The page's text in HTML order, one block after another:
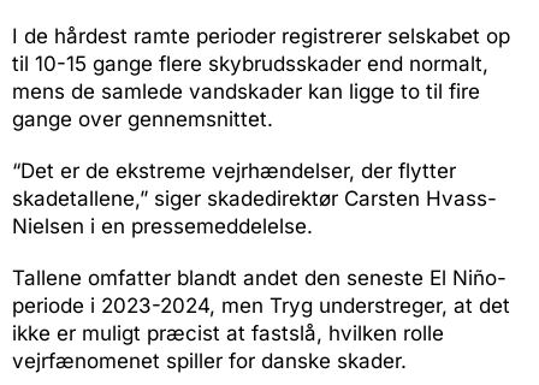
I de hårdest ramte perioder registrerer selskabet op
til 10-15 gange flere skybrudsskader end normalt,
mens de samlede vandskader kan ligge to til fire
gange over gennemsnittet.
“Det er de ekstreme vejrhændelser, der flytter
skadetallene,” siger skadedirektør Carsten Hvass-
Nielsen i en pressemeddelelse.
Tallene omfatter blandt andet den seneste El Niño-
periode i 2023-2024, men Tryg understreger, at det
ikke er muligt præcist at fastslå, hvilken rolle
vejrfænomenet spiller for danske skader.